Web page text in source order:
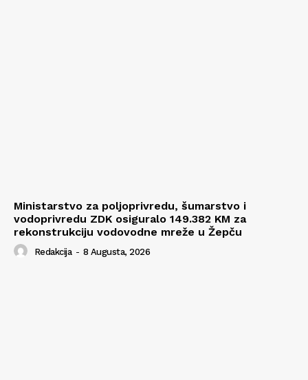
Ministarstvo za poljoprivredu, šumarstvo i
vodoprivredu ZDK osiguralo 149.382 KM za
rekonstrukciju vodovodne mreže u Žepču
Redakcija - 8 Augusta, 2026